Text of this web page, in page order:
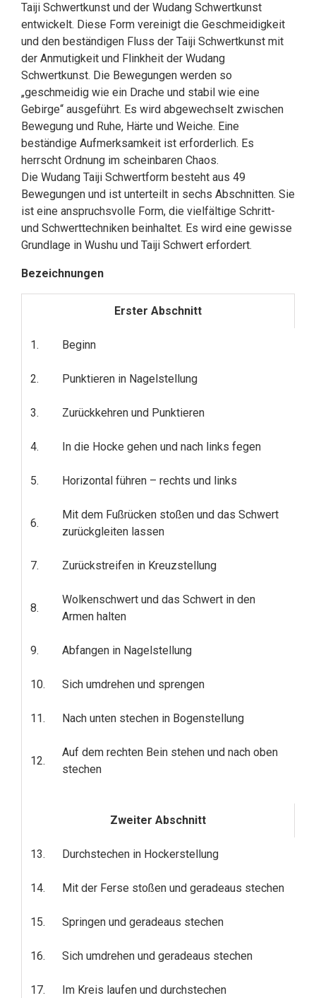
Taiji Schwertkunst und der Wudang Schwertkunst
entwickelt. Diese Form vereinigt die Geschmeidigkeit
und den beständigen Fluss der Taiji Schwertkunst mit
der Anmutigkeit und Flinkheit der Wudang
Schwertkunst. Die Bewegungen werden so
„geschmeidig wie ein Drache und stabil wie eine
Gebirge“ ausgeführt. Es wird abgewechselt zwischen
Bewegung und Ruhe, Härte und Weiche. Eine
beständige Aufmerksamkeit ist erforderlich. Es
herrscht Ordnung im scheinbaren Chaos.
Die Wudang Taiji Schwertform besteht aus 49
Bewegungen und ist unterteilt in sechs Abschnitten. Sie
ist eine anspruchsvolle Form, die vielfältige Schritt-
und Schwerttechniken beinhaltet. Es wird eine gewisse
Grundlage in Wushu und Taiji Schwert erfordert.
Bezeichnungen
Erster Abschnitt
1. Beginn
2. Punktieren in Nagelstellung
3. Zurückkehren und Punktieren
4. In die Hocke gehen und nach links fegen
5. Horizontal führen – rechts und links
6.
Mit dem Fußrücken stoßen und das Schwert
zurückgleiten lassen
7. Zurückstreifen in Kreuzstellung
8.
Wolkenschwert und das Schwert in den
Armen halten
9. Abfangen in Nagelstellung
10. Sich umdrehen und sprengen
11. Nach unten stechen in Bogenstellung
12.
Auf dem rechten Bein stehen und nach oben
stechen
Zweiter Abschnitt
13. Durchstechen in Hockerstellung
14. Mit der Ferse stoßen und geradeaus stechen
15. Springen und geradeaus stechen
16. Sich umdrehen und geradeaus stechen
17. Im Kreis laufen und durchstechen